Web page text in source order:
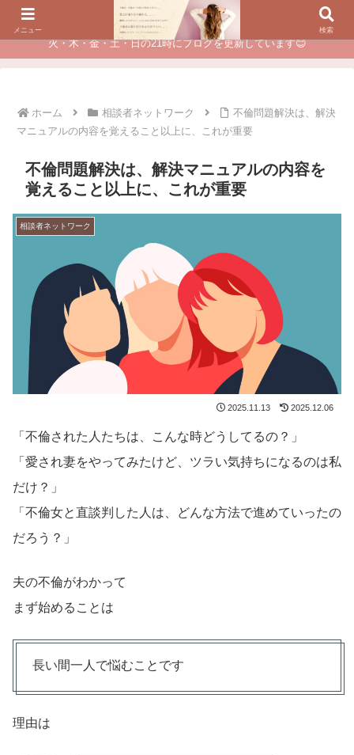
夫に不倫されたつらい経験が、あなたのチャンスに変わるカウンセリング
火・木・金・土・日の21時にブログを更新しています😊
ホーム 相談者ネットワーク
不倫問題解決は、解決
マニュアルの内容を覚えること以上に、これが重要
不倫問題解決は、解決マニュアルの内容を
覚えること以上に、これが重要
相談者ネットワーク
2025.11.13 2025.12.06
「不倫された人たちは、こんな時どうしてるの？」
「愛され妻をやってみたけど、ツラい気持ちになるのは私
だけ？」
「不倫女と直談判した人は、どんな方法で進めていったの
だろう？」
夫の不倫がわかって
まず始めることは
長い間一人で悩むことです
理由は
メニュー 検索